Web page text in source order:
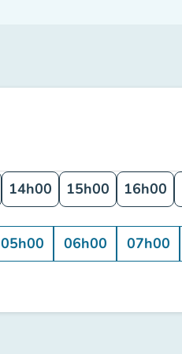
14h00 15h00 16h00
05h00 06h00 07h00